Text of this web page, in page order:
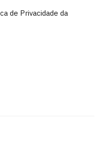
de Privacidade da